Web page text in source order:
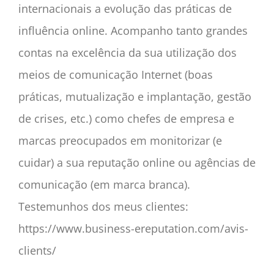
internacionais a evolução das práticas de
influência online. Acompanho tanto grandes
contas na excelência da sua utilização dos
meios de comunicação Internet (boas
práticas, mutualização e implantação, gestão
de crises, etc.) como chefes de empresa e
marcas preocupados em monitorizar (e
cuidar) a sua reputação online ou agências de
comunicação (em marca branca).
Testemunhos dos meus clientes:
https://www.business-ereputation.com/avis-
clients/